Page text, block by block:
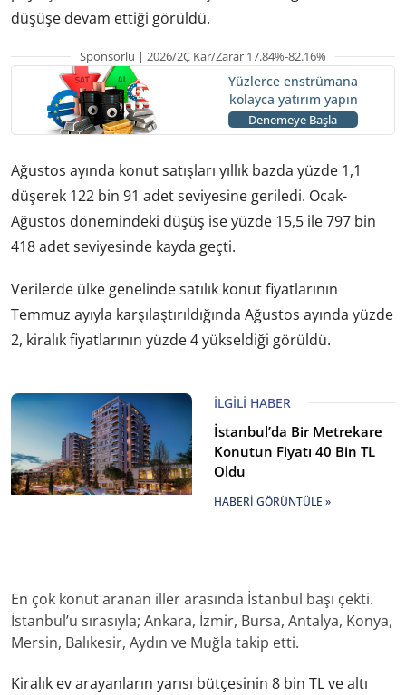
düşüşe devam ettiği görüldü.
Sponsorlu | 2026/2Ç Kar/Zarar 17.84%-82.16%
Yüzlerce enstrümana
kolayca yatırım yapın
Denemeye Başla
Ağustos ayında konut satışları yıllık bazda yüzde 1,1
düşerek 122 bin 91 adet seviyesine geriledi. Ocak-
Ağustos dönemindeki düşüş ise yüzde 15,5 ile 797 bin
418 adet seviyesinde kayda geçti.
Verilerde ülke genelinde satılık konut fiyatlarının
Temmuz ayıyla karşılaştırıldığında Ağustos ayında yüzde
2, kiralık fiyatlarının yüzde 4 yükseldiği görüldü.
İLGILI HABER
İstanbul’da Bir Metrekare
Konutun Fiyatı 40 Bin TL
Oldu
HABERI GÖRÜNTÜLE »
En çok konut aranan iller arasında İstanbul başı çekti.
İstanbul’u sırasıyla; Ankara, İzmir, Bursa, Antalya, Konya,
Mersin, Balıkesir, Aydın ve Muğla takip etti.
Kiralık ev arayanların yarısı bütçesinin 8 bin TL ve altı